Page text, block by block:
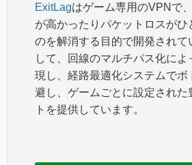
ExitLagはゲーム専用のVPNで
が高かったりパケットロスがひ
のを解消する目的で開発されて
して、回線のマルチパス化によ
現し、経路最適化システムでボ
避し、ゲームごとに設定された
トを提供しています。